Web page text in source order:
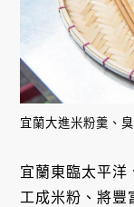
宜蘭大進米粉羹、臭
宜蘭東臨太平洋
工成米粉、將豐